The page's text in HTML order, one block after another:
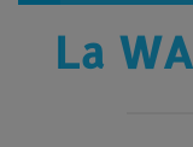
La